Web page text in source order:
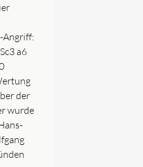
Angriff:
a6
der
wurde